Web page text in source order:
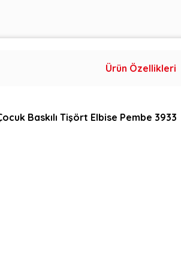
Ürün Özellikleri
Baskılı Tişört Elbise Pembe 3933